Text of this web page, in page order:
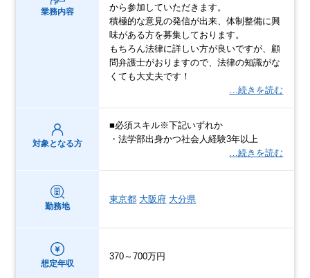
業務内容
から参加していただきます。
積極的な意見の発信が出来、体制整備に興
味がある方を募集しております。
もちろん法律に詳しい方が良いですが、顧
問弁護士がおりますので、法律の知識がな
くても大丈夫です！
…続きを読む
対象となる方
■必須スキル※下記いずれか
・法学部出身かつ社会人経験3年以上
…続きを読む
勤務地
東京都 大阪府 大分県
想定年収
370～700万円